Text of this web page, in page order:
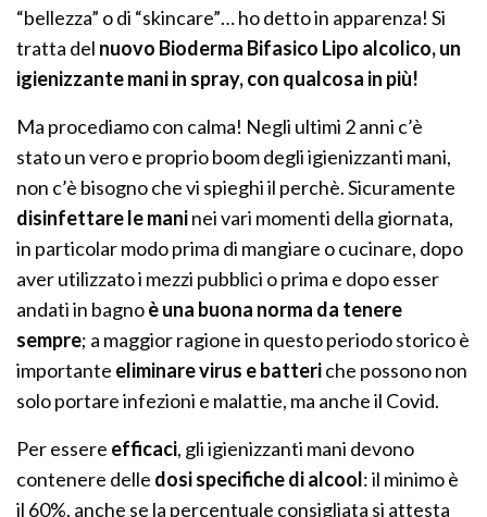
“bellezza” o di “skincare”… ho detto in apparenza! Si
tratta del nuovo Bioderma Bifasico Lipo alcolico, un
igienizzante mani in spray, con qualcosa in più!
Ma procediamo con calma! Negli ultimi 2 anni c’è
stato un vero e proprio boom degli igienizzanti mani,
non c’è bisogno che vi spieghi il perchè. Sicuramente
disinfettare le maninei vari momenti della giornata,
in particolar modo prima di mangiare o cucinare, dopo
aver utilizzato i mezzi pubblici o prima e dopo esser
andati in bagnoè una buona norma da tenere
sempre; a maggior ragione in questo periodo storico è
importante eliminare virus e batteriche possono non
solo portare infezioni e malattie, ma anche il Covid.
Per essere efficaci, gli igienizzanti mani devono
contenere delle dosi specifiche di alcool: il minimo è
il 60%, anche se la percentuale consigliata si attesta